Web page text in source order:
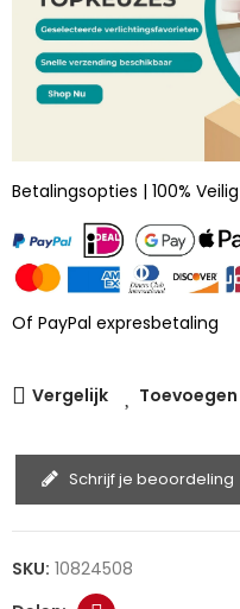
Betalingsopties | 100% Veilig
Of PayPal expresbetaling
Vergelijk
Schrijf je beoordeling
SKU: 10824508